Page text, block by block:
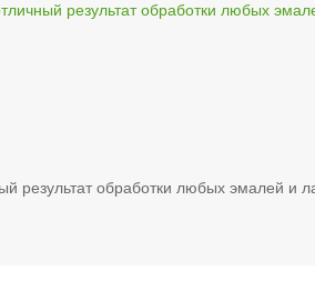
результат обработки любых
результат обработки любых эмалей и